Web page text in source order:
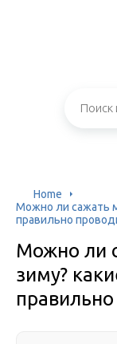
Home
Можно ли сажать
правильно
Можно ли
зиму?